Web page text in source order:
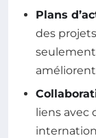
Plans
des
liens avec